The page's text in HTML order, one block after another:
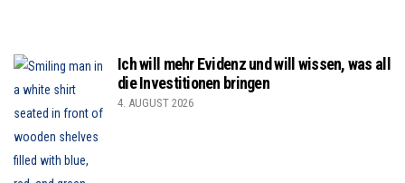
Ich will mehr Evidenz und will wissen, was all
die Investitionen bringen
4. AUGUST 2026